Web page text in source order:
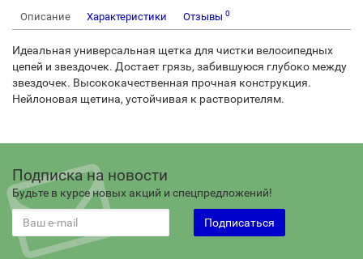
Описание Характеристики Отзывы 0
Идеальная универсальная щетка для чистки велосипедных
цепей и звездочек. Достает грязь, забившуюся глубоко между
звездочек. Высококачественная прочная конструкция.
Нейлоновая щетина, устойчивая к растворителям.
Подписка на новости
Будьте в курсе новых акций и спецпредложений!
Подписаться